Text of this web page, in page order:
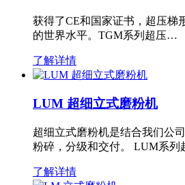
获得了CE和国家证书，超压梯
的世界水平。TGM系列超压…
了解详情
LUM 超细立式磨粉机
超细立式磨粉机是结合我们公
粉碎，分级和交付。 LUM系
了解详情